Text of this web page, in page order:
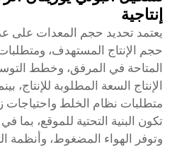
إنتاجية
يعتمد تحديد حجم المعدات
حجم الإنتاج المستهدف،
المتاحة في المرفق، وخطط
الإنتاج السعة المطلوبة للإنتاج،
متطلبات نظام الخلط واحتياجات
تكون البنية التحتية للموقع، بما
وتوفر الهواء المضغوط، وأنظمة